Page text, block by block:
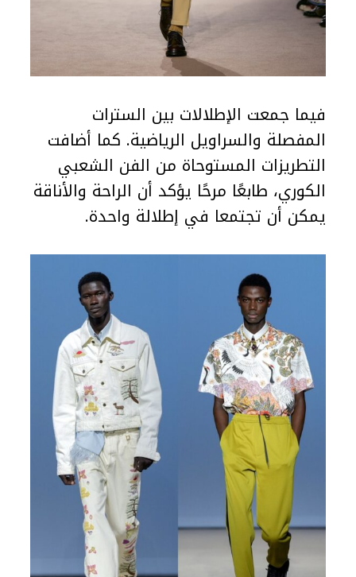
فيما جمعت الإطلالات بين السترات
المفصلة والسراويل الرياضية. كما أضافت
التطريزات المستوحاة من الفن الشعبي
الكوري، طابعًا مرحًا يؤكد أن الراحة والأناقة
يمكن أن تجتمعا في إطلالة واحدة.